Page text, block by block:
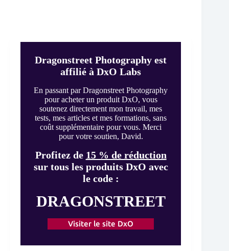
Dragonstreet Photography est
affilié à DxO Labs
En passant par Dragonstreet Photography
pour acheter un produit DxO, vous
soutenez directement mon travail, mes
tests, mes articles et mes formations, sans
coût supplémentaire pour vous. Merci
pour votre soutien, David.
Profitez de 15 % de réduction
sur tous les produits DxO avec
le code :
DRAGONSTREET
Visiter le site DxO